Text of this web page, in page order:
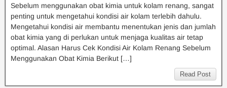
Sebelum menggunakan obat kimia untuk kolam renang, sangat
penting untuk mengetahui kondisi air kolam terlebih dahulu.
Mengetahui kondisi air membantu menentukan jenis dan jumlah
obat kimia yang di perlukan untuk menjaga kualitas air tetap
optimal. Alasan Harus Cek Kondisi Air Kolam Renang Sebelum
Menggunakan Obat Kimia Berikut […]
Read Post